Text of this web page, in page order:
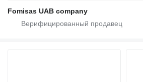
Fomisas UAB company